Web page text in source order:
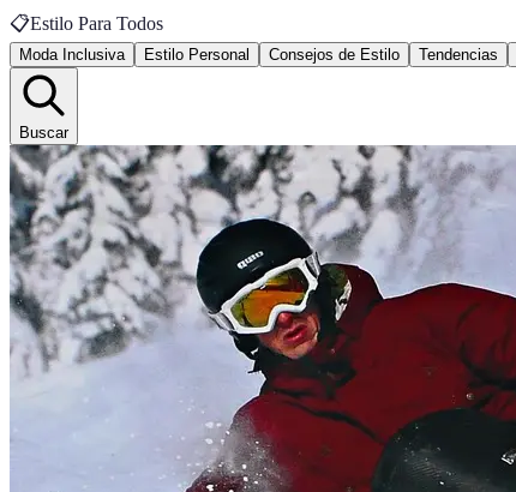
📋Estilo Para Todos
Moda Inclusiva Estilo Personal Consejos de Estilo Tendencias
Buscar